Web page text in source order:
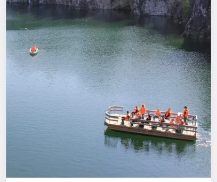
Площадки
Артисты
Рейтинги